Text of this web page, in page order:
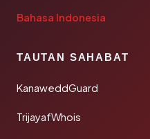
Bahasa Indonesia
TAUTAN SAHABAT
KanaweddGuard
TrijayafWhois